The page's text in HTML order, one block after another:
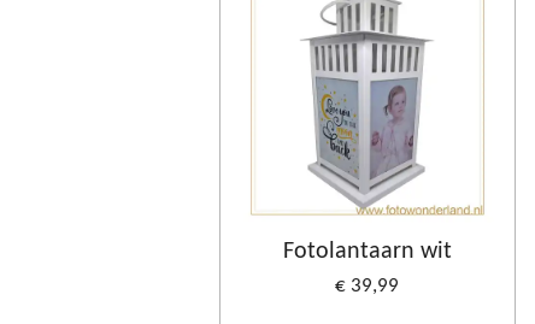
Fotolantaarn wit
€ 39,99